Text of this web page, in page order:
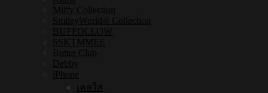
Miffy Collection
SmileyWorld® Collection
BUFFOLLOW
SSKTMMEE
Butter Club
Debby
iPhone
เคสใส